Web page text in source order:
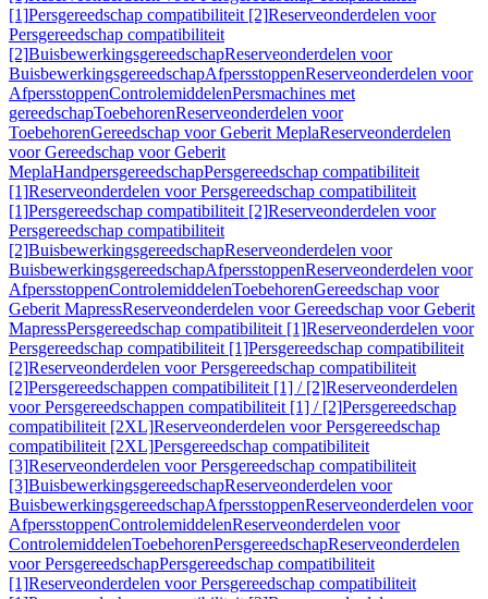
[1]Persgereedschap compatibiliteit [2]Reserveonderdelen voor
Persgereedschap compatibiliteit
[2]BuisbewerkingsgereedschapReserveonderdelen voor
BuisbewerkingsgereedschapAfpersstoppenReserveonderdelen voor
AfpersstoppenControlemiddelenPersmachines met
gereedschapToebehorenReserveonderdelen voor
ToebehorenGereedschap voor Geberit MeplaReserveonderdelen
voor Gereedschap voor Geberit
MeplaHandpersgereedschapPersgereedschap compatibiliteit
[1]Reserveonderdelen voor Persgereedschap compatibiliteit
[1]Persgereedschap compatibiliteit [2]Reserveonderdelen voor
Persgereedschap compatibiliteit
[2]BuisbewerkingsgereedschapReserveonderdelen voor
BuisbewerkingsgereedschapAfpersstoppenReserveonderdelen voor
AfpersstoppenControlemiddelenToebehorenGereedschap voor
Geberit MapressReserveonderdelen voor Gereedschap voor Geberit
MapressPersgereedschap compatibiliteit [1]Reserveonderdelen voor
Persgereedschap compatibiliteit [1]Persgereedschap compatibiliteit
[2]Reserveonderdelen voor Persgereedschap compatibiliteit
[2]Persgereedschappen compatibiliteit [1] / [2]Reserveonderdelen
voor Persgereedschappen compatibiliteit [1] / [2]Persgereedschap
compatibiliteit [2XL]Reserveonderdelen voor Persgereedschap
compatibiliteit [2XL]Persgereedschap compatibiliteit
[3]Reserveonderdelen voor Persgereedschap compatibiliteit
[3]BuisbewerkingsgereedschapReserveonderdelen voor
BuisbewerkingsgereedschapAfpersstoppenReserveonderdelen voor
AfpersstoppenControlemiddelenReserveonderdelen voor
ControlemiddelenToebehorenPersgereedschapReserveonderdelen
voor PersgereedschapPersgereedschap compatibiliteit
[1]Reserveonderdelen voor Persgereedschap compatibiliteit